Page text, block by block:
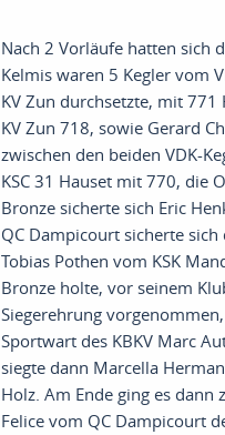
Nach 2 Vorläufe hatten sich
Kelmis waren 5 Kegler vom
KV Zun durchsetzte, mit771
KV Zun 718, sowieGerard
zwischen den beiden VDK-
KSC 31 Hauset mit 770, die
Bronze sicherte sich Eric
QC Dampicourtsicherte sich
Tobias Pothen vom KSK
Bronze holte, vor seinem
Siegerehrung vorgenommen,
Sportwart des KBKV Marc
siegte dann Marcella
Holz. Am Ende ging es dann
Felice vom QC Dampicourt